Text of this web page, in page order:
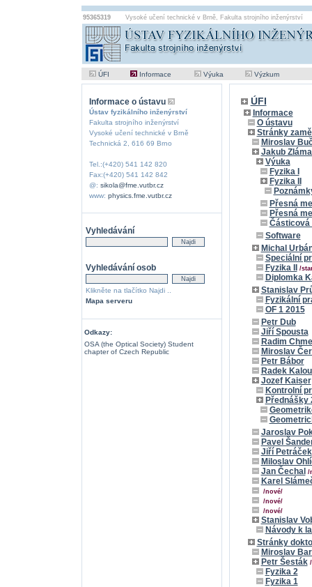
95365319 Vysoké učení technické v Brně, Fakulta strojního inženýrství
ÚFI Informace Výuka Výzkum
Informace o ústavu
Ústav fyzikálního inženýrství
Fakulta strojního inženýrství
Vysoké učení technické v Brně
Technická 2, 616 69 Brno
Tel.:(+420) 541 142 820
Fax:(+420) 541 142 842
@: sikola@fme.vutbr.cz
www: physics.fme.vutbr.cz
Vyhledávání
Vyhledávání osob
Klikněte na tlačítko Najdi ..
Mapa serveru
Odkazy:
OSA (the Optical Society) Student
chapter of Czech Republic
ÚFI
Informace
O ústavu
Stránky
Miroslav
Jakub
Výuka
Fyzika I
Fyzika II
Přesná
Přesná
Částicová
Software
Michal
Speciální
Fyzika II
/
Diplomka
Stanislav
Fyzikální
OF 1 2015
Petr Dub
Jiří Spousta
Radim
Miroslav
Petr Bábor
Radek
Jozef Kaiser
Kontrolní
Přednášky
Jaroslav
Pavel
Jiří Petráček
Miloslav
Jan Čechal /
Karel
/nové/
/nové/
/nové/
Stanislav
Návody k
Stránky
Miroslav
Petr Šesták
Fyzika 2
Fyzika 1